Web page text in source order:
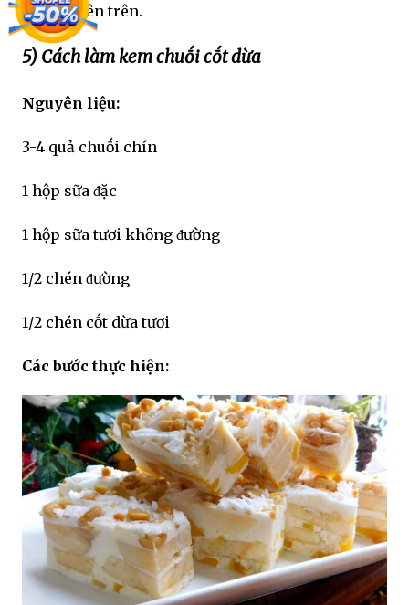
ᵭen bào lên trên.
5) Cách làm kem chuṓi cṓt dừa
Nguyên liệu:
3-4 quả chuṓi chín
1 hộp sữa ᵭặc
1 hộp sữa tươi khȏng ᵭường
1/2 chén ᵭường
1/2 chén cṓt dừa tươi
Các bước thực hiện: